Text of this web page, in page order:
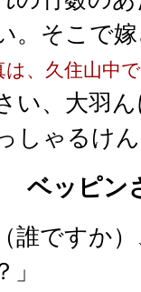
。そこで
は、久住山中
い、大羽
しゃるけ
ベッピン
誰ですか